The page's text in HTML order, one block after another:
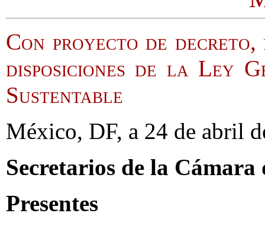
Con proyecto de
disposiciones de la Ley
Sustentable
México, DF, a 24 de abril
Secretarios de la Cámara
Presentes